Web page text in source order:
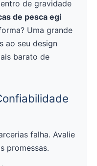
de gravidade
de pesca egi
Uma grande
ao seu design
barato de
falha. Avalie
promessas.